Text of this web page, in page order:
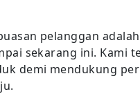
pelanggan
sekarang ini. Kami
demi mendukung